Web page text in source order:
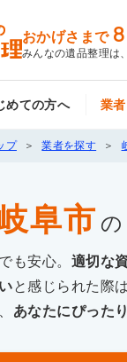
おかげさまで 8
みんなの遺品整理は
めての方へ 業
プ 業者を探す
阜市 の
も安心。 適切な
と感じられた際
あなたにぴった